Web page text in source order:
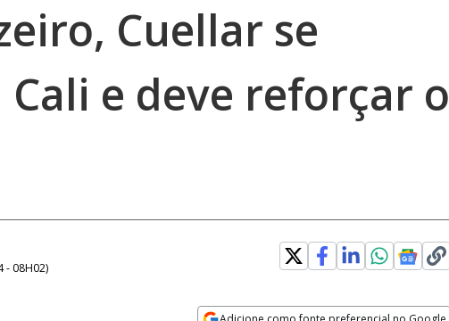
Cuellar se
e deve reforçar o
- 08H02)